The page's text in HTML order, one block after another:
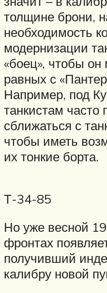
толщине брони,
необходимость
модернизации
«боец», чтобы он
равных с
Например, под
танкистам часто
сближаться с
чтобы иметь
их тонкие борта.
Т-34-85
Но уже весной
фронтах
получивший
калибру новой